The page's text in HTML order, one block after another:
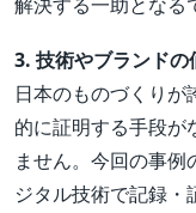
3. 技術やブランド
日本のものづくり
的に証明する手段が
ません。今回の事
ジタル技術で記録・